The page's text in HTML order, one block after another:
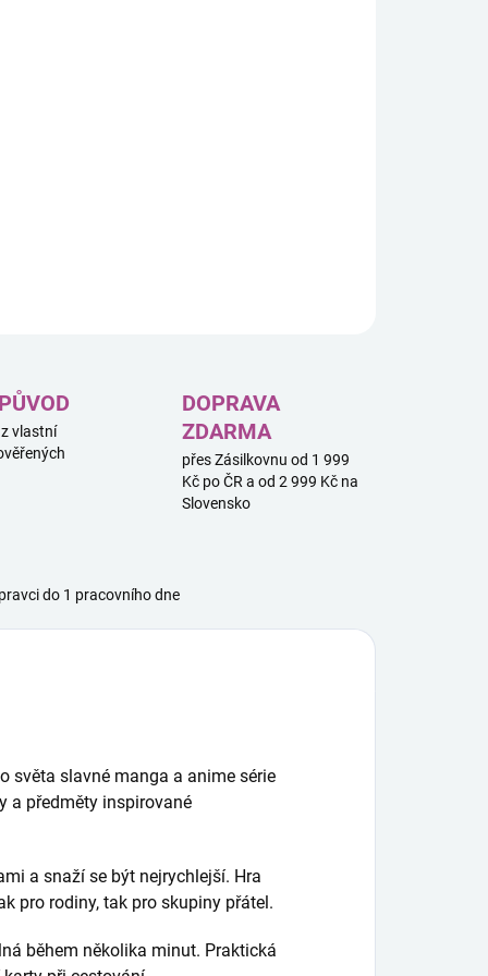
vlastní
DOPRAVA
ZDARMA
přes Zásilkovnu od 1 999
Kč po ČR a od 2 999 Kč na
Slovensko
do 1 pracovního dne
světa slavné manga a anime série
a předměty inspirované
a snaží se být nejrychlejší. Hra
pro rodiny, tak pro skupiny přátel.
během několika minut. Praktická